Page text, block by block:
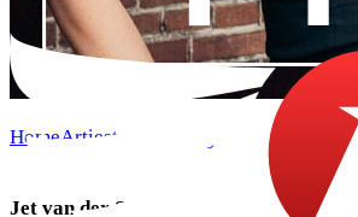
HomeArtiesten Jet van der Steen
Jet van der Steen